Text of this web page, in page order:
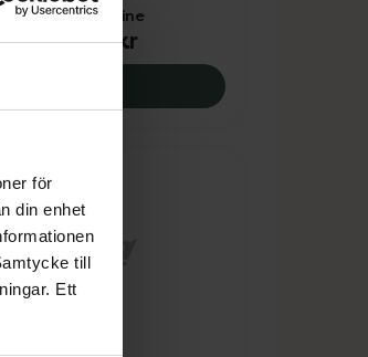
för
din enhet
till
Ett
kr.
Pris online
109 kr
NIVEA MEN Sensitive
5 i omdöme